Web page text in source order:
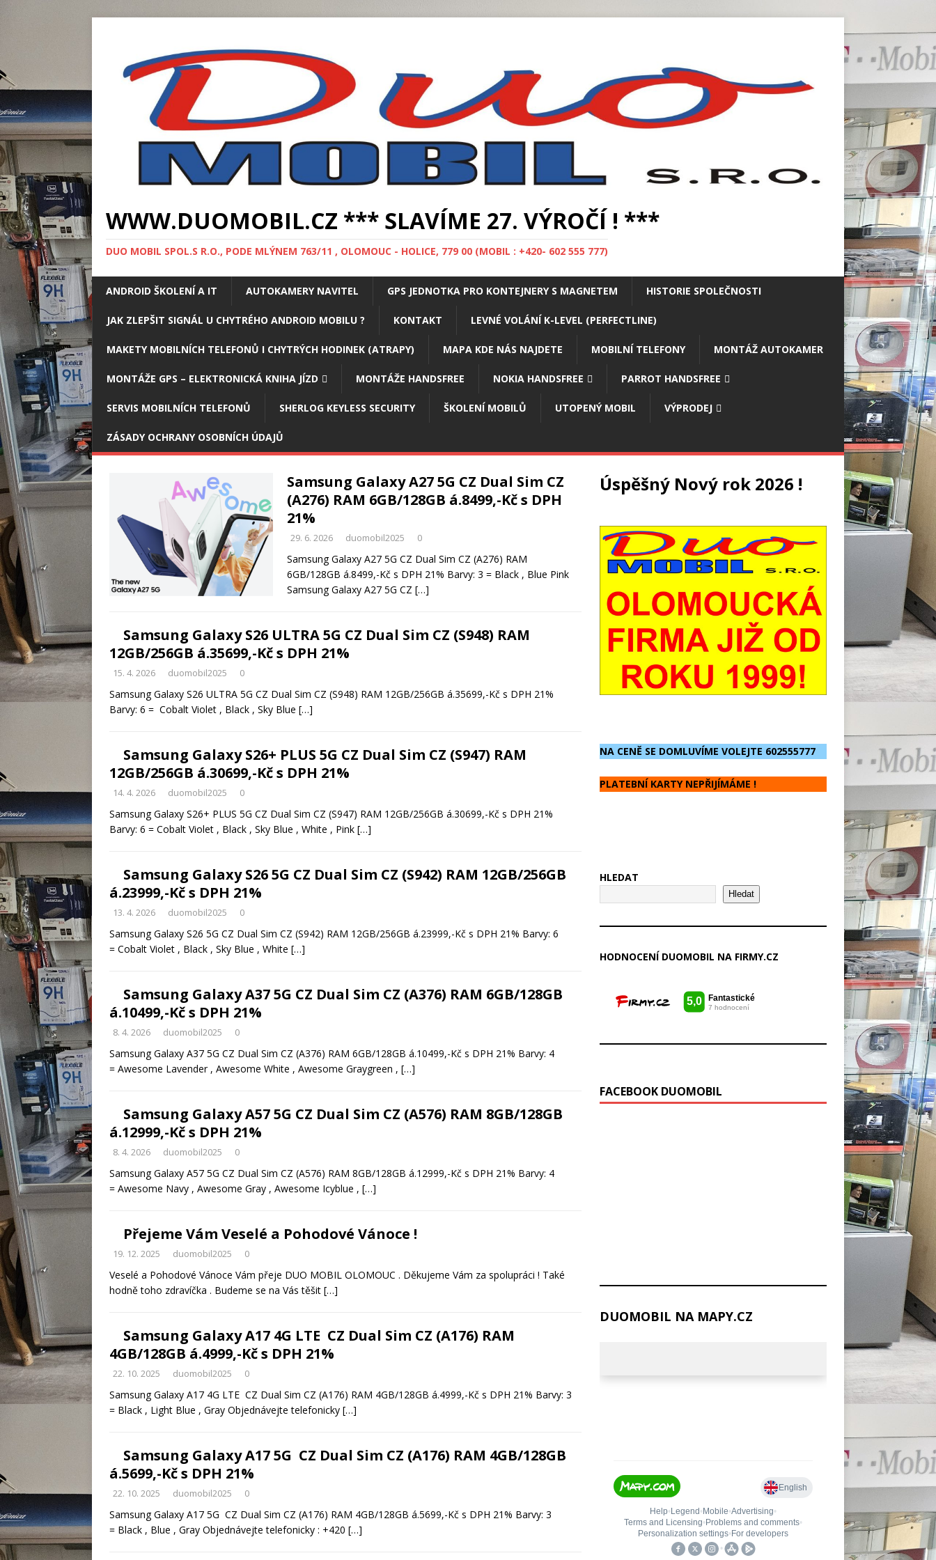
WWW.DUOMOBIL.CZ *** SLAVÍME 27. VÝROČÍ ! ***
DUO MOBIL SPOL.S R.O., PODE MLÝNEM 763/11 , OLOMOUC - HOLICE, 779 00 (MOBIL : +420- 602 555 777)
ANDROID ŠKOLENÍ A IT AUTOKAMERY NAVITEL GPS JEDNOTKA PRO KONTEJNERY S MAGNETEM HISTORIE SPOLEČNOSTI
JAK ZLEPŠIT SIGNÁL U CHYTRÉHO ANDROID MOBILU ? KONTAKT LEVNÉ VOLÁNÍ K-LEVEL (PERFECTLINE)
MAKETY MOBILNÍCH TELEFONŮ I CHYTRÝCH HODINEK (ATRAPY) MAPA KDE NÁS NAJDETE MOBILNÍ TELEFONY MONTÁŽ AUTOKAMER
MONTÁŽE GPS – ELEKTRONICKÁ KNIHA JÍZD MONTÁŽE HANDSFREE NOKIA HANDSFREE PARROT HANDSFREE
SERVIS MOBILNÍCH TELEFONŮ SHERLOG KEYLESS SECURITY ŠKOLENÍ MOBILŮ UTOPENÝ MOBIL VÝPRODEJ
ZÁSADY OCHRANY OSOBNÍCH ÚDAJŮ
Samsung Galaxy A27 5G CZ Dual Sim CZ
(A276) RAM 6GB/128GB á.8499,-Kč s DPH
21%
29. 6. 2026 duomobil2025 0
Samsung Galaxy A27 5G CZ Dual Sim CZ (A276) RAM
6GB/128GB á.8499,-Kč s DPH 21% Barvy: 3 = Black , Blue Pink
Samsung Galaxy A27 5G CZ […]
Samsung Galaxy S26 ULTRA 5G CZ Dual Sim CZ (S948) RAM
12GB/256GB á.35699,-Kč s DPH 21%
15. 4. 2026 duomobil2025 0
Samsung Galaxy S26 ULTRA 5G CZ Dual Sim CZ (S948) RAM 12GB/256GB á.35699,-Kč s DPH 21%
Barvy: 6 = Cobalt Violet , Black , Sky Blue […]
Samsung Galaxy S26+ PLUS 5G CZ Dual Sim CZ (S947) RAM
12GB/256GB á.30699,-Kč s DPH 21%
14. 4. 2026 duomobil2025 0
Samsung Galaxy S26+ PLUS 5G CZ Dual Sim CZ (S947) RAM 12GB/256GB á.30699,-Kč s DPH 21%
Barvy: 6 = Cobalt Violet , Black , Sky Blue , White , Pink […]
Samsung Galaxy S26 5G CZ Dual Sim CZ (S942) RAM 12GB/256GB
á.23999,-Kč s DPH 21%
13. 4. 2026 duomobil2025 0
Samsung Galaxy S26 5G CZ Dual Sim CZ (S942) RAM 12GB/256GB á.23999,-Kč s DPH 21% Barvy: 6
= Cobalt Violet , Black , Sky Blue , White […]
Samsung Galaxy A37 5G CZ Dual Sim CZ (A376) RAM 6GB/128GB
á.10499,-Kč s DPH 21%
8. 4. 2026 duomobil2025 0
Samsung Galaxy A37 5G CZ Dual Sim CZ (A376) RAM 6GB/128GB á.10499,-Kč s DPH 21% Barvy: 4
= Awesome Lavender , Awesome White , Awesome Graygreen , […]
Samsung Galaxy A57 5G CZ Dual Sim CZ (A576) RAM 8GB/128GB
á.12999,-Kč s DPH 21%
8. 4. 2026 duomobil2025 0
Samsung Galaxy A57 5G CZ Dual Sim CZ (A576) RAM 8GB/128GB á.12999,-Kč s DPH 21% Barvy: 4
= Awesome Navy , Awesome Gray , Awesome Icyblue , […]
Přejeme Vám Veselé a Pohodové Vánoce !
19. 12. 2025 duomobil2025 0
Veselé a Pohodové Vánoce Vám přeje DUO MOBIL OLOMOUC . Děkujeme Vám za spolupráci ! Také
hodně toho zdravíčka . Budeme se na Vás těšit […]
Samsung Galaxy A17 4G LTE CZ Dual Sim CZ (A176) RAM
4GB/128GB á.4999,-Kč s DPH 21%
22. 10. 2025 duomobil2025 0
Samsung Galaxy A17 4G LTE CZ Dual Sim CZ (A176) RAM 4GB/128GB á.4999,-Kč s DPH 21% Barvy: 3
= Black , Light Blue , Gray Objednávejte telefonicky […]
Samsung Galaxy A17 5G CZ Dual Sim CZ (A176) RAM 4GB/128GB
á.5699,-Kč s DPH 21%
22. 10. 2025 duomobil2025 0
Samsung Galaxy A17 5G CZ Dual Sim CZ (A176) RAM 4GB/128GB á.5699,-Kč s DPH 21% Barvy: 3
= Black , Blue , Gray Objednávejte telefonicky : +420 […]
Úspěšný Nový rok 2026 !
NA CENĚ SE DOMLUVÍME VOLEJTE 602555777
PLATEBNÍ KARTY NEPŘIJÍMÁME !
HLEDAT
Hledat
HODNOCENÍ DUOMOBIL NA FIRMY.CZ
FACEBOOK DUOMOBIL
DUOMOBIL NA MAPY.CZ